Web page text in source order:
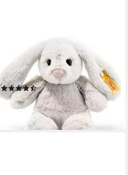
Kuscheltier Soft Cuddly
Friends Hoppie Hase
(10)
ab 24,90 €
lieferbar - in 3-4 Werktagen bei dir